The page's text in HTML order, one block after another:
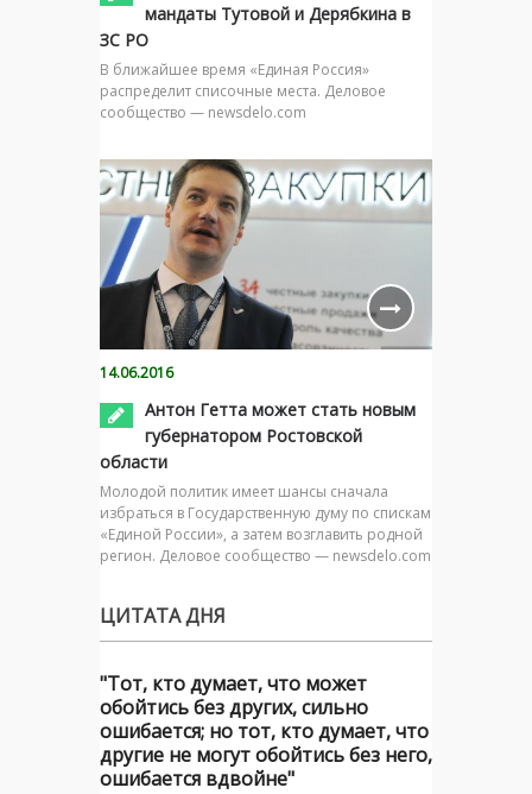
мандаты Тутовой и Дерябкина в
ЗС РО
В ближайшее время «Единая Россия»
распределит списочные места. Деловое
сообщество — newsdelo.com
14.06.2016
Антон Гетта может стать новым
губернатором Ростовской
области
Молодой политик имеет шансы сначала
избраться в Государственную думу по спискам
«Единой России», а затем возглавить родной
регион. Деловое сообщество — newsdelo.com
ЦИТАТА ДНЯ
"Тот, кто думает, что может
обойтись без других, сильно
ошибается; но тот, кто думает, что
другие не могут обойтись без него,
ошибается вдвойне"